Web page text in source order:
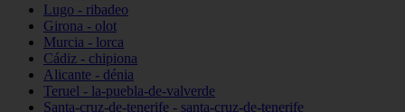
Lugo - ribadeo
Girona - olot
Murcia - lorca
Cádiz - chipiona
Alicante - dénia
Teruel - la-puebla-de-valverde
Santa-cruz-de-tenerife - santa-cruz-de-tenerife